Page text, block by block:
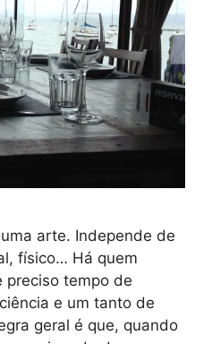
arte. Independe de
físico… Há quem
preciso tempo de
e um tanto de
geral é que, quando